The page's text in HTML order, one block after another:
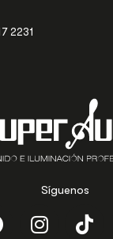
Síguenos
2231